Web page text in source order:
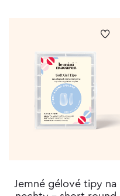
Jemné gélové tipy na